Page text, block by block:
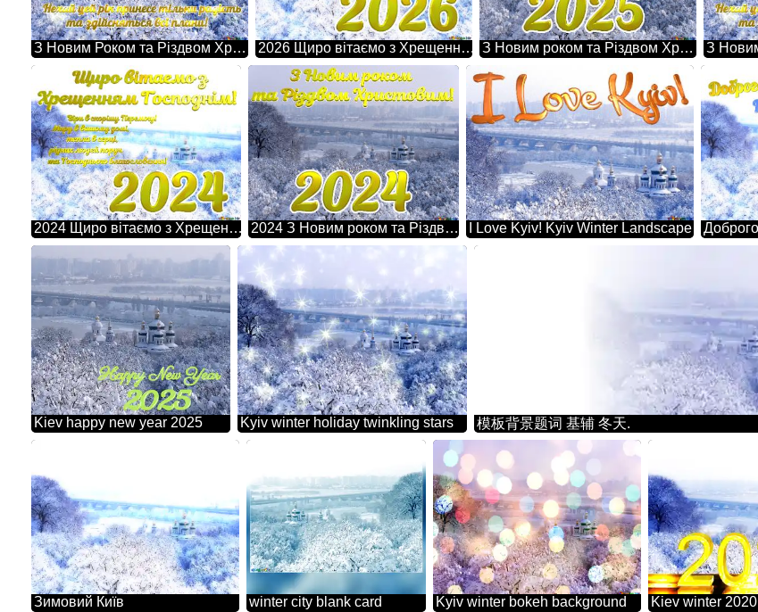
З Новим Роком та Різдвом Христовим! Нехай цей рік принесе тільки радість та здійсняться всі плани! 2026 Kyiv Winter Holiday Twinkling Stars 2026 Щиро вітаємо з Хрещенням Господнім! Віри в скорішу Перемогу! Миру в вашому домі, тепла в серці, рідних людей поруч та Господнього благословення! Зимовий Київ З Новим роком та Різдвом Христовим! Kiev Winter
2024 Щиро вітаємо з Хрещенням Господнім! Віри в скорішу Перемогу! Миру в вашому домі, тепла в серці, рідних людей поруч та Господнього благословення! Зимовий Київ 2024 З Новим роком та Різдвом Христовим! Kiev Winter I Love Kyiv! Kyiv Winter Landscape
Kiev happy new year 2025 Kyiv winter holiday twinkling stars 模板背景题词 基辅 冬天.
Зимовий Київ winter city blank card Kyiv winter bokeh background Kiev winter 2020